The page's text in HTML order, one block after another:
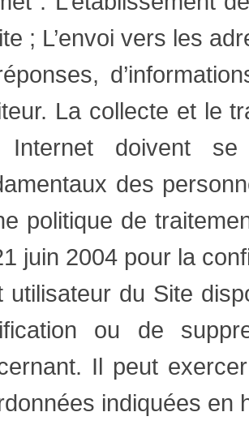
; L’envoi vers les
La collecte et le
Internet doivent
des
politique de
juin 2004 pour la
utilisateur du Site
ou de
Il peut
indiquées en